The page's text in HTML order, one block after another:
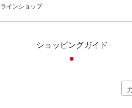
インショップ
ショッピングガイド
●